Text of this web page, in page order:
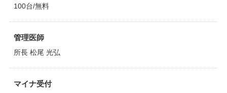
100台/無料
管理医師
所長 松尾 光弘
マイナ受付